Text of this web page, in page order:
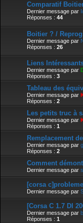
Comparatif
Dernier message par
Réponses : 44
Boitier ? /
Dernier message par
Réponses : 26
Liens
Dernier message par
Réponses : 3
Tableau des
Dernier message par
Réponses : 2
Les petits truc à
Dernier message par
Réponses : 1
Remplacement
Dernier message par
Réponses : 2
Comment
Dernier message par
[corsa
Dernier message par
[Corsa C 1.7 DI
Dernier message par
Réponses : 1